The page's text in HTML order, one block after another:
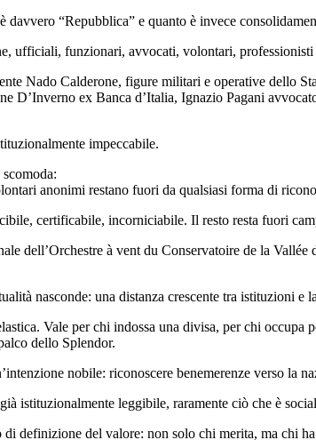
“Repubblica” e quanto è invece
ufficiali, funzionari, avvocati, volontari, professionisti
Nado Calderone, figure militari e operative dello
D’Inverno ex Banca d’Italia, Ignazio Pagani
impeccabile.
anonimi restano fuori da qualsiasi forma di
certificabile, incorniciabile. Il resto resta fuori
dell’Orchestre à vent du Conservatoire de la Vallée
nasconde: una distanza crescente tra istituzioni
Vale per chi indossa una divisa, per chi
dello Splendor.
nobile: riconoscere benemerenze verso la
istituzionalmente leggibile, raramente ciò che è
definizione del valore: non solo chi merita, ma chi